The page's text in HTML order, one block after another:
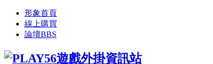
形象首頁
線上購買
論壇BBS